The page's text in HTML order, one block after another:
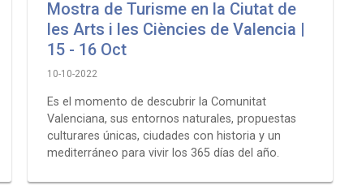
Mostra de Turisme en la Ciutat de
les Arts i les Ciències de Valencia |
15 - 16 Oct
10-10-2022
Es el momento de descubrir la Comunitat
Valenciana, sus entornos naturales, propuestas
culturares únicas, ciudades con historia y un
mediterráneo para vivir los 365 días del año.